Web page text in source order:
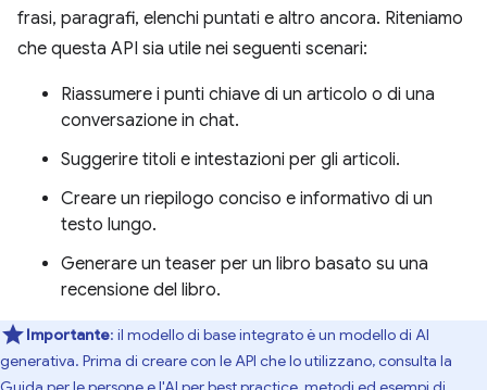
frasi, paragrafi, elenchi puntati e altro ancora. Riteniamo
che questa API sia utile nei seguenti scenari:
Riassumere i punti chiave di un articolo o di una
conversazione in chat.
Suggerire titoli e intestazioni per gli articoli.
Creare un riepilogo conciso e informativo di un
testo lungo.
Generare un teaser per un libro basato su una
recensione del libro.
Importante: il modello di base integrato è un modello di AI
generativa. Prima di creare con le API che lo utilizzano, consulta la